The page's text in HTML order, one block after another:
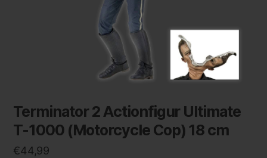
Terminator 2 Actionfigur Ultimate
T-1000 (Motorcycle Cop) 18 cm
€44,99